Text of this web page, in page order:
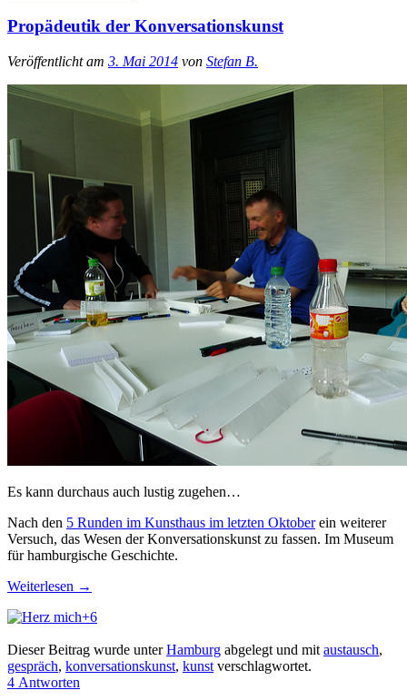
Propädeutik der Konversationskunst
Veröffentlicht am 3. Mai 2014 von Stefan B.
Es kann durchaus auch lustig zugehen…
Nach den 5 Runden im Kunsthaus im letzten Oktoberein weiterer
Versuch, das Wesen der Konversationskunst zu fassen. Im Museum
für hamburgische Geschichte.
Weiterlesen →
+6
Dieser Beitrag wurde unterHamburg abgelegt und mit austausch,
gespräch, konversationskunst, kunst verschlagwortet.
4 Antworten